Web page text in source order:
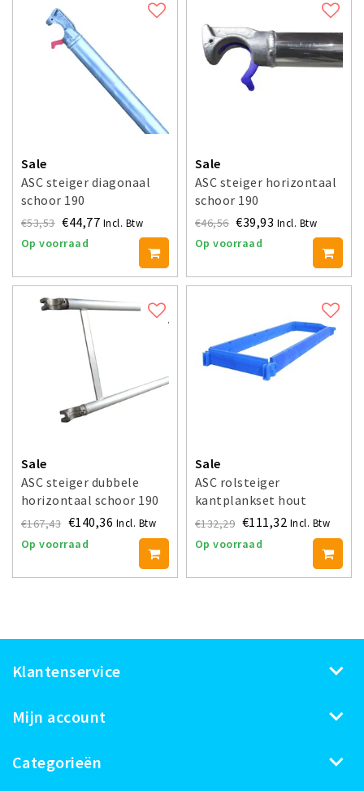
Sale
ASC steiger diagonaal
schoor 190
€53,53 €44,77 Incl. Btw
Op voorraad
Sale
ASC steiger horizontaal
schoor 190
€46,56 €39,93 Incl. Btw
Op voorraad
Sale
ASC steiger dubbele
horizontaal schoor 190
€167,43 €140,36 Incl. Btw
Op voorraad
Sale
ASC rolsteiger
kantplankset hout
€132,29 €111,32 Incl. Btw
Op voorraad
Klantenservice
Mijn account
Categorieën